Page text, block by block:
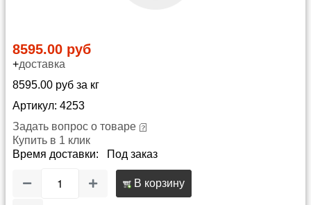
8595.00 руб
+доставка
8595.00 руб за кг
Артикул: 4253
Задать вопрос о товаре
Купить в 1 клик
Время доставки: Под заказ
В корзину